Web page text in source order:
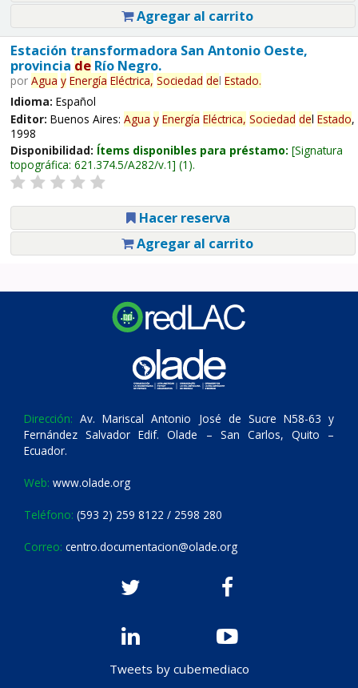
Agregar al carrito
Estación transformadora San Antonio Oeste,
provincia deRío Negro.
por Agua y Energía Eléctrica, Sociedad del Estado.
Idioma: Español
Editor: Buenos Aires: Agua y Energía Eléctrica, Sociedad del Estado,
1998
Disponibilidad: Ítems disponibles para préstamo: Signatura
topográfica: 621.374.5/A282/v.1 (1).
Hacer reserva
Agregar al carrito
Dirección: Av. Mariscal Antonio José de Sucre N58-63 y
Fernández Salvador Edif. Olade – San Carlos, Quito –
Ecuador.
Web: www.olade.org
Teléfono: (593 2) 259 8122 / 2598 280
Correo: centro.documentacion@olade.org
Tweets by cubemediaco